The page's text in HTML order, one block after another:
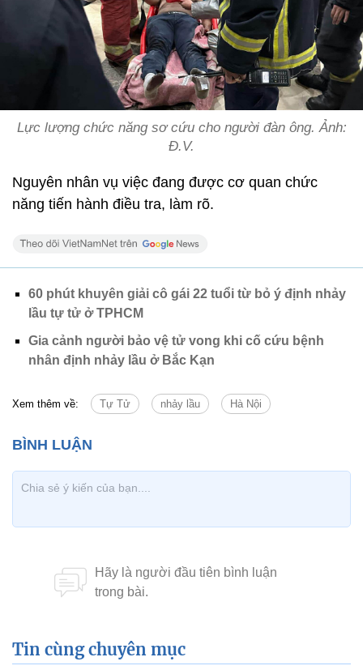
Lực lượng chức năng sơ cứu cho người đàn ông. Ảnh:
Đ.V.
Nguyên nhân vụ việc đang được cơ quan chức
năng tiến hành điều tra, làm rõ.
60 phút khuyên giải cô gái 22 tuổi từ bỏ ý định nhảy
lầu tự tử ở TPHCM
Gia cảnh người bảo vệ tử vong khi cố cứu bệnh
nhân định nhảy lầu ở Bắc Kạn
Xem thêm về: Tự Tử nhảy lầu Hà Nội
Tin cùng chuyên mục